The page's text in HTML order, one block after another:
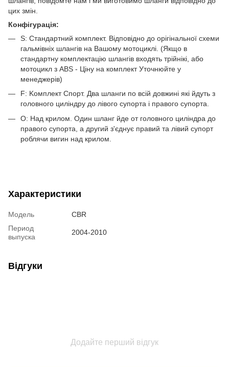
цих змін.
Конфігурація:
S: Стандартний комплект. Відповідно до орігінальної схеми
гальмівніх шлангів на Вашому мотоциклі. (Якщо в
стандартну комплектацію шлангів входять трійнікі, або
мотоцикл з ABS - Ціну на комплект Уточнюйте у
менеджерів)
F: Kомплект Спорт. Два шланги по всій довжині які йдуть з
головного циліндру до лівого супорта і правого супорта.
O: Над крилом. Один шланг йде от головного циліндра до
правого супорта, а другий з'єднує правий та лівий супорт
роблячи вигин над крилом.
Характеристики
Модель
CBR
Период
выпуска
2004-2010
Відгуки
Додайте перший відгук